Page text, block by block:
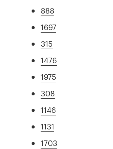
888
1697
315
1476
1975
308
1146
1131
1703